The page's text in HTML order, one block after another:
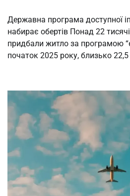
Державна програма доступної
набирає обертів Понад 22
придбали житло за програмою
початок 2025 року, близько 22,5